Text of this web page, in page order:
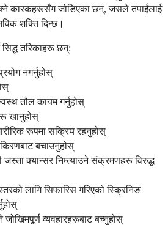
कारकहरूसँग जोडिएका छन्, जसले तपाईंलाई
शक्ति दिन्छ।
तरिकाहरू छन्:
नगर्नुहोस्
तौल कायम गर्नुहोस्
खानुहोस्
रूपमा सक्रिय रहनुहोस्
बचाउनुहोस्
जस्ता क्यान्सर निम्त्याउने संक्रमणहरू विरुद्ध
लागि सिफारिस गरिएको स्क्रिनिङ
व्यवहारहरूबाट बच्नुहोस्